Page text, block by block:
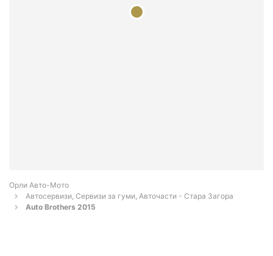
Орли Aвто-Mото
Автосервизи, Сервизи за гуми, Авточасти - Стара Загора
Auto Brothers 2015